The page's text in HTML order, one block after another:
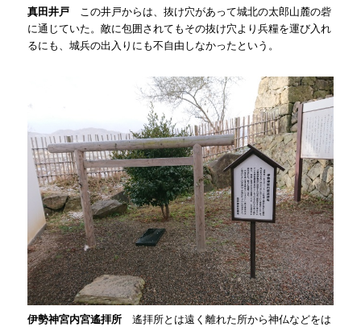
真田井戸
この井戸からは、抜け穴があって城北の太郎山麓の砦
に通じていた。敵に包囲されてもその抜け穴より兵糧を運び入れ
るにも、城兵の出入りにも不自由しなかったという。
伊勢神宮内宮遙拝所 遙拝所とは遠く離れた所から神仏などをは